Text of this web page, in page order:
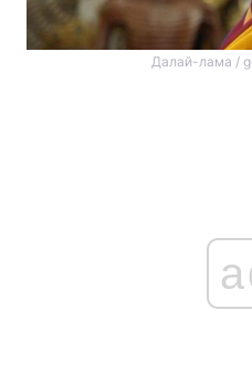
Далай-лама /